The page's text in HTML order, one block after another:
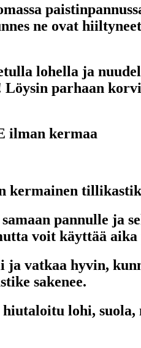
ne ovat
lohella ja
parhaan
ilman kermaa
kermainen
pannulle ja
voit käyttää aika
vatkaa hyvin,
sakenee.
lohi, suola,